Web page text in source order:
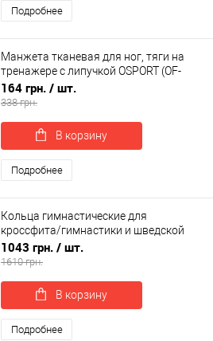
Подробнее
Манжета тканевая для ног, тяги на
тренажере с липучкой OSPORT (OF-
0091)
164 грн. / шт.
338 грн.
В корзину
Подробнее
Кольца гимнастические для
кроссфита/гимнастики и шведской
стенки с регулировкой пластмассовые
Profi (MS 1553)
1043 грн. / шт.
1610 грн.
В корзину
Подробнее